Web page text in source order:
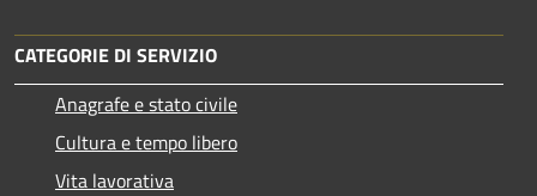
CATEGORIE DI SERVIZIO
Anagrafe e stato civile
Cultura e tempo libero
Vita lavorativa